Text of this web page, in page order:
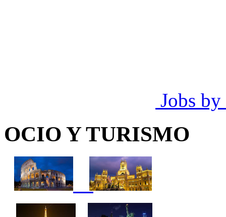
Jobs by
OCIO Y TURISMO